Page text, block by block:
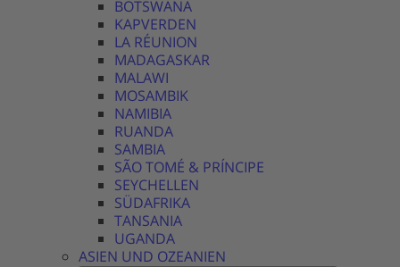
BOTSWANA
KAPVERDEN
LA RÉUNION
MADAGASKAR
MALAWI
MOSAMBIK
NAMIBIA
RUANDA
SAMBIA
SÃO TOMÉ & PRÍNCIPE
SEYCHELLEN
SÜDAFRIKA
TANSANIA
UGANDA
ASIEN UND OZEANIEN